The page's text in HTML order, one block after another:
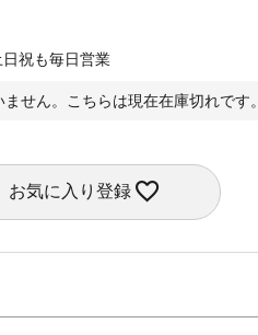
祝も毎日営業
せん。こちらは現在在庫切れです。
お気に入り登録